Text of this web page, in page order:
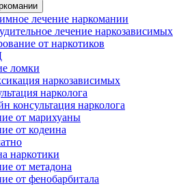
лечение наркомании
лечение наркозависимых
от наркотиков
ломки
наркозависимых
нарколога
консультация нарколога
от марихуаны
от кодеина
наркотики
от метадона
от фенобарбитала